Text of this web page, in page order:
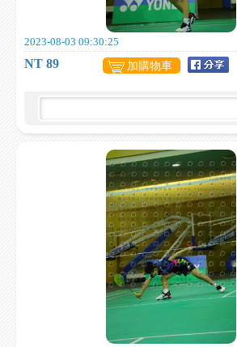
2023-08-03 09:30:25
NT 89 加購物車